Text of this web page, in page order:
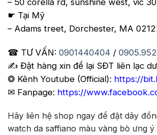
– 50 corella rd, sunshine west, vic
☛ Tại Mỹ
– Adams treet, Dorchester, MA
☎ TƯ VẤN: 0901440404 /
✍️ Đặt hàng xin để lại SĐT liên lạc
❂ Kênh Youtube (Official): https://
✉ Fanpage: https://
Hãy liên hệ shop ngay để đặt dây
watch da saffiano màu vàng bò ưng